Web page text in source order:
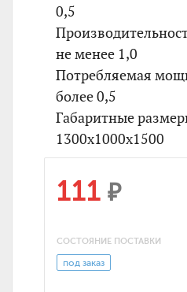
0,5
не менее 1,0
Потребляемая
более 0,5
Габаритные
1300x1000x1500
111 ₽
СОСТОЯНИЕ ПОСТАВКИ
под заказ